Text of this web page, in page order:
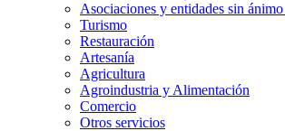
Asociaciones y entidades sin
Turismo
Restauración
Artesanía
Agricultura
Agroindustria y Alimentación
Comercio
Otros servicios